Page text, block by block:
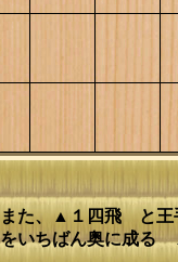
また、▲１四飛 と
をいちばん奥に成